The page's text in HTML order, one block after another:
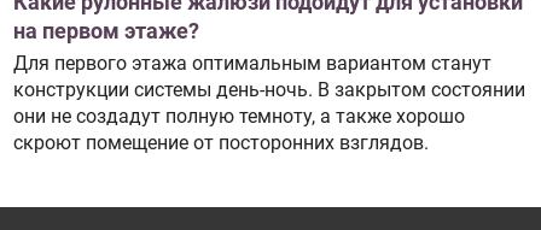
на первом этаже?
Для первого этажа оптимальным вариантом станут
конструкции системы день-ночь. В закрытом состоянии
они не создадут полную темноту, а также хорошо
скроют помещение от посторонних взглядов.